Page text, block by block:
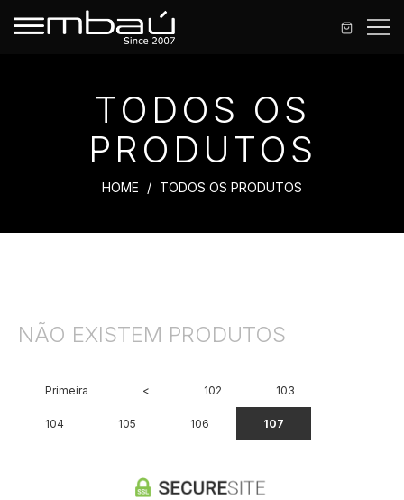
TODOS OS
PRODUTOS
TODOS
OS
HOME TODOS OS PRODUTOS
NÃO EXISTEM PRODUTOS
Primeira < 102 103
104 105 106 107